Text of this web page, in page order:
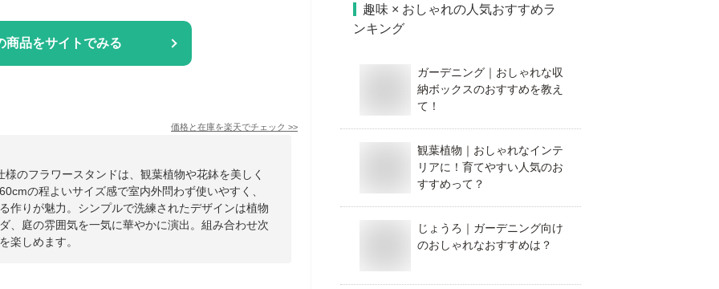
商品をサイトでみる
価格と在庫を楽天でチェック >>
のフラワースタンドは、観葉植物や花鉢を美しく
の程よいサイズ感で室内外問わず使いやすく、
作りが魅力。シンプルで洗練されたデザインは植物
、庭の雰囲気を一気に華やかに演出。組み合わせ次
楽しめます。
趣味 × おしゃれの人気おすすめラ
ンキング
ガーデニング｜おしゃれな収
納ボックスのおすすめを教え
て！
観葉植物｜おしゃれなインテ
リアに！育てやすい人気のお
すすめって？
じょうろ｜ガーデニング向け
のおしゃれなおすすめは？